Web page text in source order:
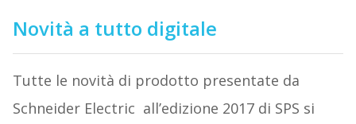
Novità a tutto digitale
Tutte le novità di prodotto presentate da
Schneider Electric all’edizione 2017 di SPS si